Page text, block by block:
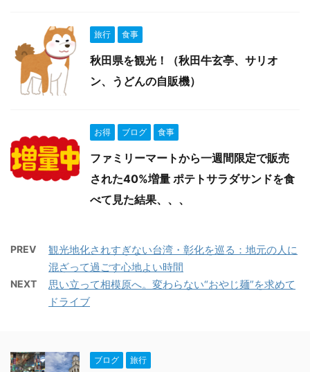
旅行 食事
秋田県を観光！（秋田牛玄亭、サリオ
ン、うどんの自販機）
お得 ブログ 食事
ファミリーマートから一週間限定で販売
された40%増量 ポテトサラダサンドを食
べて見た結果、、、
PREV
観光地化されすぎない台湾・彰化を巡る：地元の人に
混ざって過ごす心地よい時間
NEXT
思い立って相模原へ。変わらない“おやじ麺”を求めて
ドライブ
ブログ 旅行